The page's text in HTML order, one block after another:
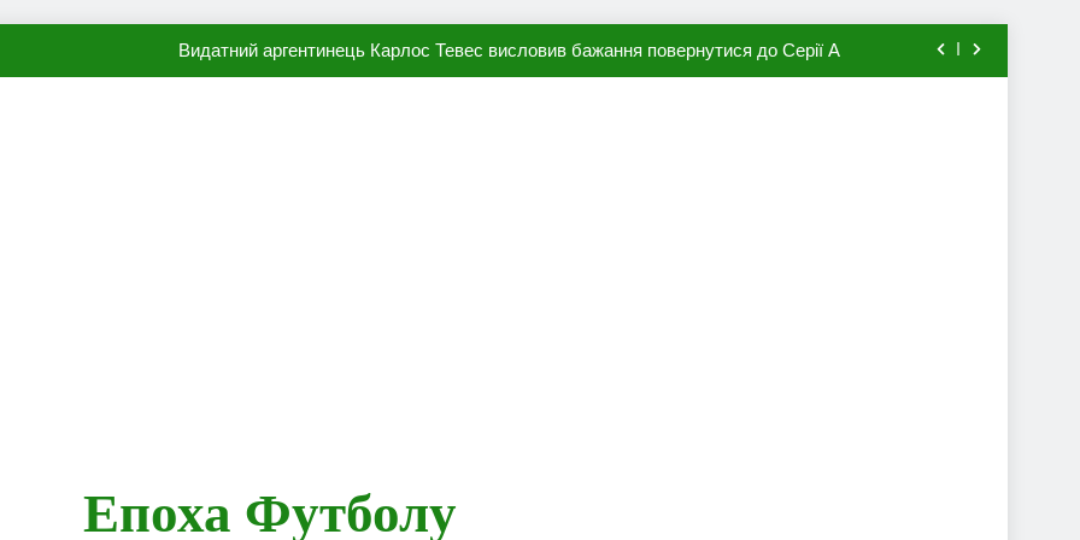
Видатний аргентинець Карлос Тевес висловив бажання повернутися до Серії А
Епоха Футболу